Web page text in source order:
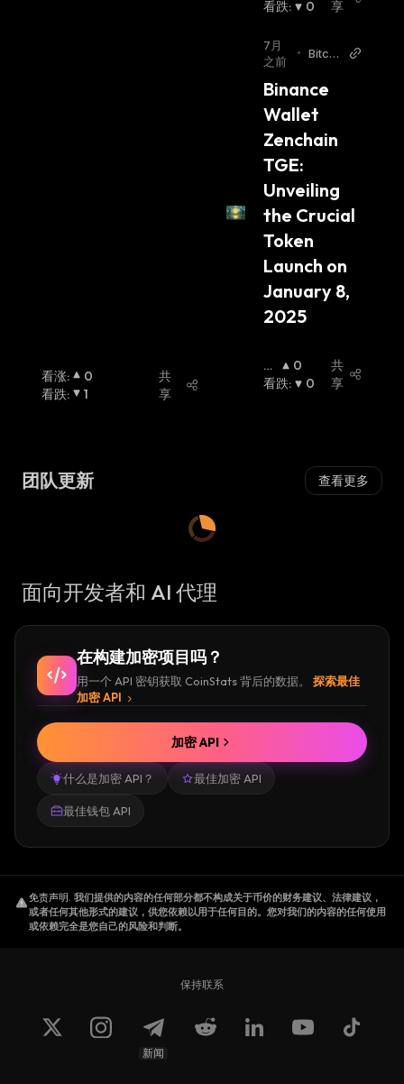
看涨:
0
看跌: 1
共
享
涨:
看跌: 0
享
7月
之前
•
Bitcoi
ld
Binance
Wallet
Zenchain
TGE:
Unveiling
the Crucial
Token
Launch on
January 8,
2025
看
涨:
0
看跌: 0
共
享
团队更新 查看更多
面向开发者和 AI 代理
在构建加密项目吗？
用一个 API 密钥获取 CoinStats 背后的数据。
探索最佳
加密 API
什么是加密 API？ 最佳加密 API
最佳钱包 API
加密 API
免责声明. 我们提供的内容的任何部分都不构成关于币价的财务建议、法律建议，
或者任何其他形式的建议，供您依赖以用于任何目的。您对我们的内容的任何使用
或依赖完全是您自己的风险和判断。
保持联系
新闻